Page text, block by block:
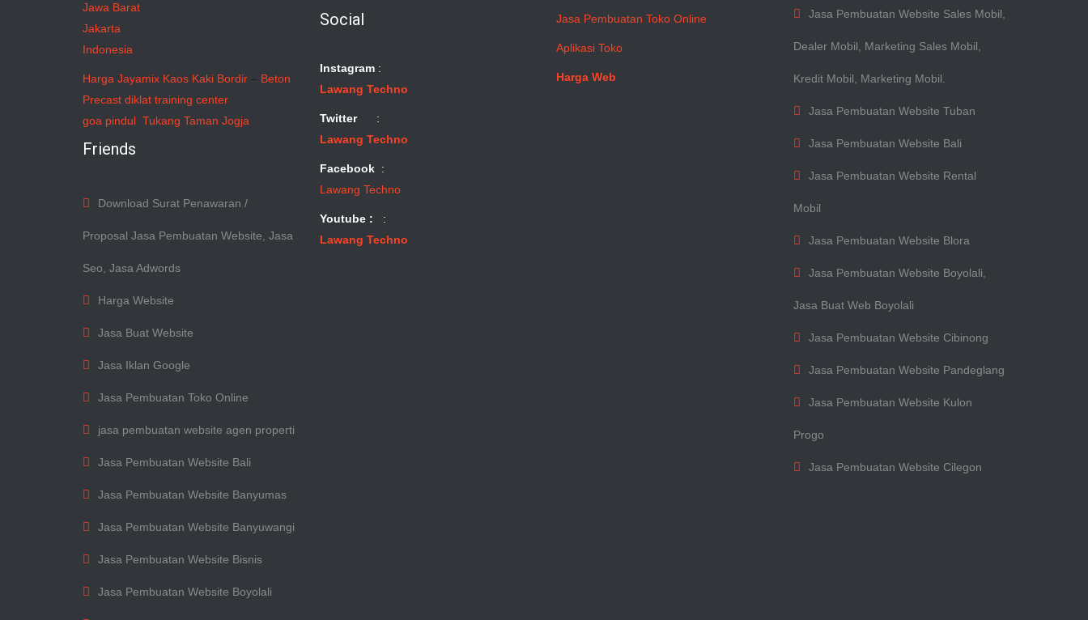
Jawa Barat
Jakarta
Indonesia
Harga Jayamix Kaos Kaki Bordir – Beton
Precast diklat training center
goa pindul Tukang Taman Jogja
Friends
Download Surat Penawaran /
Proposal Jasa Pembuatan Website, Jasa
Seo, Jasa Adwords
Harga Website
Jasa Buat Website
Jasa Iklan Google
Jasa Pembuatan Toko Online
jasa pembuatan website agen properti
Jasa Pembuatan Website Bali
Jasa Pembuatan Website Banyumas
Jasa Pembuatan Website Banyuwangi
Jasa Pembuatan Website Bisnis
Jasa Pembuatan Website Boyolali
Social
Instagram:
Lawang Techno
Twitter:
Lawang Techno
Facebook:
Lawang Techno
Youtube :
:
Lawang Techno
Jasa Pembuatan Toko Online
Aplikasi Toko
Harga Web
Jasa Pembuatan Website Sales Mobil,
Dealer Mobil, Marketing Sales Mobil,
Kredit Mobil, Marketing Mobil.
Jasa Pembuatan Website Tuban
Jasa Pembuatan Website Bali
Jasa Pembuatan Website Rental
Mobil
Jasa Pembuatan Website Blora
Jasa Pembuatan Website Boyolali,
Jasa Buat Web Boyolali
Jasa Pembuatan Website Cibinong
Jasa Pembuatan Website Pandeglang
Jasa Pembuatan Website Kulon
Progo
Jasa Pembuatan Website Cilegon